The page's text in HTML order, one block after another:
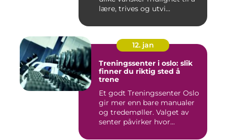
lære, trives og utvi...
12. jan
Treningssenter i oslo: slik
finner du riktig sted å
trene
Et godt Treningssenter Oslo
gir mer enn bare manualer
og tredemøller. Valget av
senter påvirker hvor...